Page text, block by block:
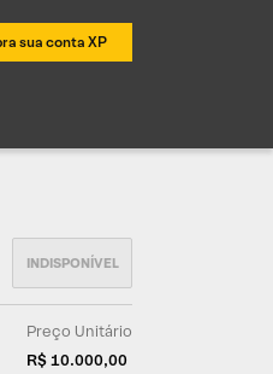
sua conta XP
Preço Unitário
R$ 10.000,00